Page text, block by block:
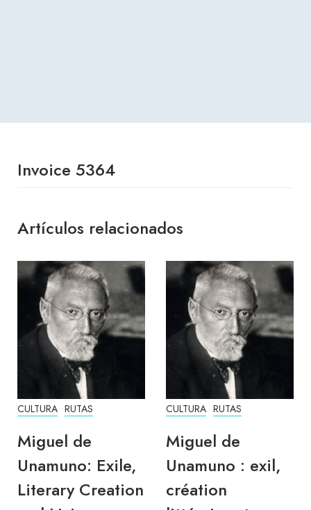
Invoice 5364
Artículos relacionados
CULTURA RUTAS
Miguel de
Unamuno: Exile,
Literary Creation
CULTURA RUTAS
Miguel de
Unamuno : exil,
création